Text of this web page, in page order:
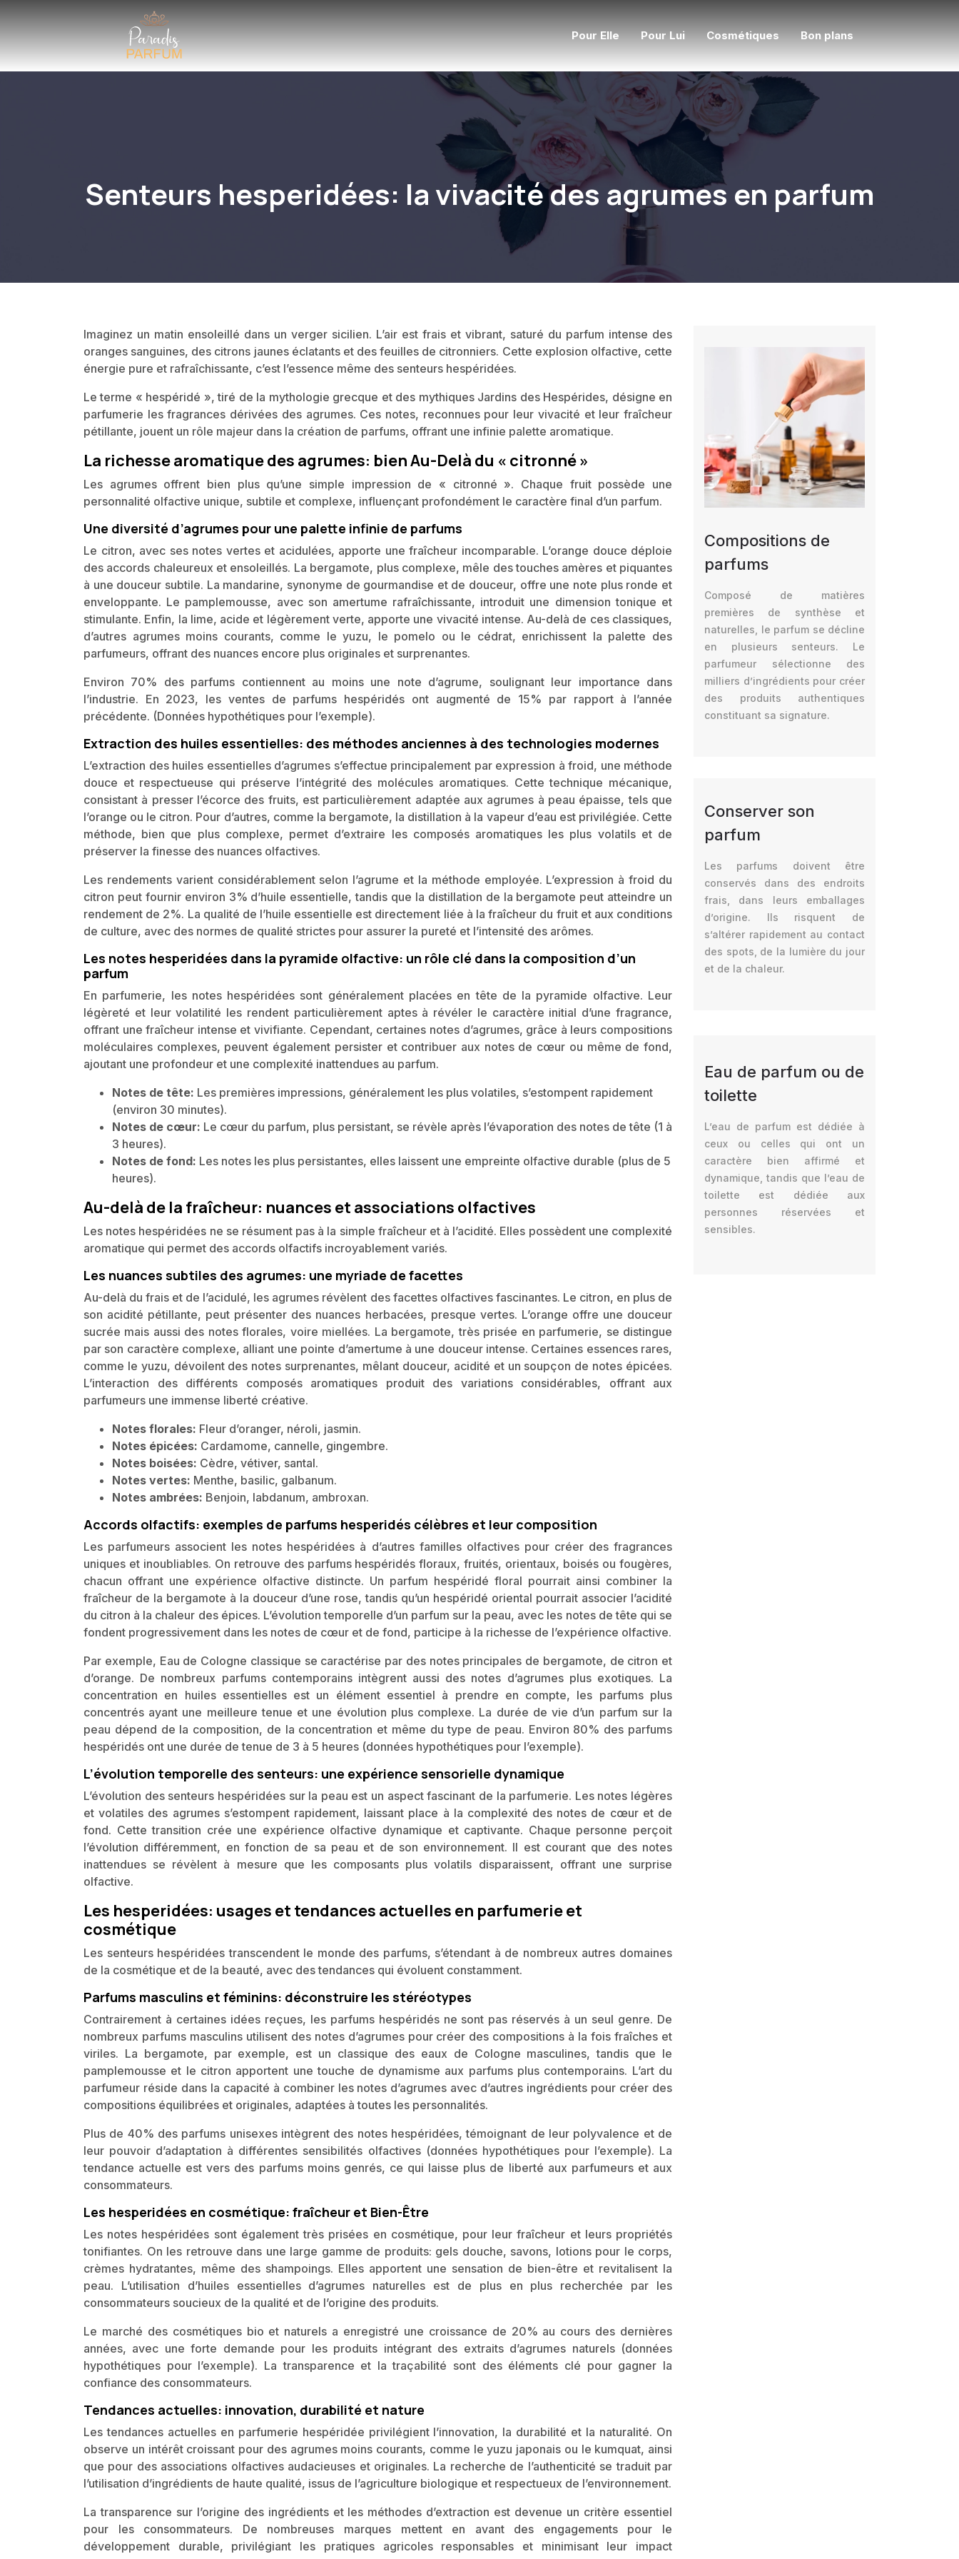
Pour Elle Pour Lui Cosmétiques Bon plans
Senteurs hesperidées: la vivacité des agrumes en parfum
Imaginez un matin ensoleillé dans un verger sicilien. L’air est frais et vibrant, saturé du parfum intense des
oranges sanguines, des citrons jaunes éclatants et des feuilles de citronniers. Cette explosion olfactive, cette
énergie pure et rafraîchissante, c’est l’essence même des senteurs hespéridées.
Le terme « hespéridé », tiré de la mythologie grecque et des mythiques Jardins des Hespérides, désigne en
parfumerie les fragrances dérivées des agrumes. Ces notes, reconnues pour leur vivacité et leur fraîcheur
pétillante, jouent un rôle majeur dans la création de parfums, offrant une infinie palette aromatique.
La richesse aromatique des agrumes: bien Au-Delà du « citronné »
Les agrumes offrent bien plus qu’une simple impression de « citronné ». Chaque fruit possède une
personnalité olfactive unique, subtile et complexe, influençant profondément le caractère final d’un parfum.
Une diversité d’agrumes pour une palette infinie de parfums
Le citron, avec ses notes vertes et acidulées, apporte une fraîcheur incomparable. L’orange douce déploie
des accords chaleureux et ensoleillés. La bergamote, plus complexe, mêle des touches amères et piquantes
à une douceur subtile. La mandarine, synonyme de gourmandise et de douceur, offre une note plus ronde et
enveloppante. Le pamplemousse, avec son amertume rafraîchissante, introduit une dimension tonique et
stimulante. Enfin, la lime, acide et légèrement verte, apporte une vivacité intense. Au-delà de ces classiques,
d’autres agrumes moins courants, comme le yuzu, le pomelo ou le cédrat, enrichissent la palette des
parfumeurs, offrant des nuances encore plus originales et surprenantes.
Environ 70% des parfums contiennent au moins une note d’agrume, soulignant leur importance dans
l’industrie. En 2023, les ventes de parfums hespéridés ont augmenté de 15% par rapport à l’année
précédente. (Données hypothétiques pour l’exemple).
Extraction des huiles essentielles: des méthodes anciennes à des technologies modernes
L’extraction des huiles essentielles d’agrumes s’effectue principalement par expression à froid, une méthode
douce et respectueuse qui préserve l’intégrité des molécules aromatiques. Cette technique mécanique,
consistant à presser l’écorce des fruits, est particulièrement adaptée aux agrumes à peau épaisse, tels que
l’orange ou le citron. Pour d’autres, comme la bergamote, la distillation à la vapeur d’eau est privilégiée. Cette
méthode, bien que plus complexe, permet d’extraire les composés aromatiques les plus volatils et de
préserver la finesse des nuances olfactives.
Les rendements varient considérablement selon l’agrume et la méthode employée. L’expression à froid du
citron peut fournir environ 3% d’huile essentielle, tandis que la distillation de la bergamote peut atteindre un
rendement de 2%. La qualité de l’huile essentielle est directement liée à la fraîcheur du fruit et aux conditions
de culture, avec des normes de qualité strictes pour assurer la pureté et l’intensité des arômes.
Les notes hesperidées dans la pyramide olfactive: un rôle clé dans la composition d’un
parfum
En parfumerie, les notes hespéridées sont généralement placées en tête de la pyramide olfactive. Leur
légèreté et leur volatilité les rendent particulièrement aptes à révéler le caractère initial d’une fragrance,
offrant une fraîcheur intense et vivifiante. Cependant, certaines notes d’agrumes, grâce à leurs compositions
moléculaires complexes, peuvent également persister et contribuer aux notes de cœur ou même de fond,
ajoutant une profondeur et une complexité inattendues au parfum.
Notes de tête: Les premières impressions, généralement les plus volatiles, s’estompent rapidement
(environ 30 minutes).
Notes de cœur: Le cœur du parfum, plus persistant, se révèle après l’évaporation des notes de tête (1 à
3 heures).
Notes de fond: Les notes les plus persistantes, elles laissent une empreinte olfactive durable (plus de 5
heures).
Au-delà de la fraîcheur: nuances et associations olfactives
Les notes hespéridées ne se résument pas à la simple fraîcheur et à l’acidité. Elles possèdent une complexité
aromatique qui permet des accords olfactifs incroyablement variés.
Les nuances subtiles des agrumes: une myriade de facettes
Au-delà du frais et de l’acidulé, les agrumes révèlent des facettes olfactives fascinantes. Le citron, en plus de
son acidité pétillante, peut présenter des nuances herbacées, presque vertes. L’orange offre une douceur
sucrée mais aussi des notes florales, voire miellées. La bergamote, très prisée en parfumerie, se distingue
par son caractère complexe, alliant une pointe d’amertume à une douceur intense. Certaines essences rares,
comme le yuzu, dévoilent des notes surprenantes, mêlant douceur, acidité et un soupçon de notes épicées.
L’interaction des différents composés aromatiques produit des variations considérables, offrant aux
parfumeurs une immense liberté créative.
Notes florales: Fleur d’oranger, néroli, jasmin.
Notes épicées: Cardamome, cannelle, gingembre.
Notes boisées: Cèdre, vétiver, santal.
Notes vertes: Menthe, basilic, galbanum.
Notes ambrées: Benjoin, labdanum, ambroxan.
Accords olfactifs: exemples de parfums hesperidés célèbres et leur composition
Les parfumeurs associent les notes hespéridées à d’autres familles olfactives pour créer des fragrances
uniques et inoubliables. On retrouve des parfums hespéridés floraux, fruités, orientaux, boisés ou fougères,
chacun offrant une expérience olfactive distincte. Un parfum hespéridé floral pourrait ainsi combiner la
fraîcheur de la bergamote à la douceur d’une rose, tandis qu’un hespéridé oriental pourrait associer l’acidité
du citron à la chaleur des épices. L’évolution temporelle d’un parfum sur la peau, avec les notes de tête qui se
fondent progressivement dans les notes de cœur et de fond, participe à la richesse de l’expérience olfactive.
Par exemple, Eau de Cologne classique se caractérise par des notes principales de bergamote, de citron et
d’orange. De nombreux parfums contemporains intègrent aussi des notes d’agrumes plus exotiques. La
concentration en huiles essentielles est un élément essentiel à prendre en compte, les parfums plus
concentrés ayant une meilleure tenue et une évolution plus complexe. La durée de vie d’un parfum sur la
peau dépend de la composition, de la concentration et même du type de peau. Environ 80% des parfums
hespéridés ont une durée de tenue de 3 à 5 heures (données hypothétiques pour l’exemple).
L’évolution temporelle des senteurs: une expérience sensorielle dynamique
L’évolution des senteurs hespéridées sur la peau est un aspect fascinant de la parfumerie. Les notes légères
et volatiles des agrumes s’estompent rapidement, laissant place à la complexité des notes de cœur et de
fond. Cette transition crée une expérience olfactive dynamique et captivante. Chaque personne perçoit
l’évolution différemment, en fonction de sa peau et de son environnement. Il est courant que des notes
inattendues se révèlent à mesure que les composants plus volatils disparaissent, offrant une surprise
olfactive.
Les hesperidées: usages et tendances actuelles en parfumerie et
cosmétique
Les senteurs hespéridées transcendent le monde des parfums, s’étendant à de nombreux autres domaines
de la cosmétique et de la beauté, avec des tendances qui évoluent constamment.
Parfums masculins et féminins: déconstruire les stéréotypes
Contrairement à certaines idées reçues, les parfums hespéridés ne sont pas réservés à un seul genre. De
nombreux parfums masculins utilisent des notes d’agrumes pour créer des compositions à la fois fraîches et
viriles. La bergamote, par exemple, est un classique des eaux de Cologne masculines, tandis que le
pamplemousse et le citron apportent une touche de dynamisme aux parfums plus contemporains. L’art du
parfumeur réside dans la capacité à combiner les notes d’agrumes avec d’autres ingrédients pour créer des
compositions équilibrées et originales, adaptées à toutes les personnalités.
Plus de 40% des parfums unisexes intègrent des notes hespéridées, témoignant de leur polyvalence et de
leur pouvoir d’adaptation à différentes sensibilités olfactives (données hypothétiques pour l’exemple). La
tendance actuelle est vers des parfums moins genrés, ce qui laisse plus de liberté aux parfumeurs et aux
consommateurs.
Les hesperidées en cosmétique: fraîcheur et Bien-Être
Les notes hespéridées sont également très prisées en cosmétique, pour leur fraîcheur et leurs propriétés
tonifiantes. On les retrouve dans une large gamme de produits: gels douche, savons, lotions pour le corps,
crèmes hydratantes, même des shampoings. Elles apportent une sensation de bien-être et revitalisent la
peau. L’utilisation d’huiles essentielles d’agrumes naturelles est de plus en plus recherchée par les
consommateurs soucieux de la qualité et de l’origine des produits.
Le marché des cosmétiques bio et naturels a enregistré une croissance de 20% au cours des dernières
années, avec une forte demande pour les produits intégrant des extraits d’agrumes naturels (données
hypothétiques pour l’exemple). La transparence et la traçabilité sont des éléments clé pour gagner la
confiance des consommateurs.
Tendances actuelles: innovation, durabilité et nature
Les tendances actuelles en parfumerie hespéridée privilégient l’innovation, la durabilité et la naturalité. On
observe un intérêt croissant pour des agrumes moins courants, comme le yuzu japonais ou le kumquat, ainsi
que pour des associations olfactives audacieuses et originales. La recherche de l’authenticité se traduit par
l’utilisation d’ingrédients de haute qualité, issus de l’agriculture biologique et respectueux de l’environnement.
La transparence sur l’origine des ingrédients et les méthodes d’extraction est devenue un critère essentiel
pour les consommateurs. De nombreuses marques mettent en avant des engagements pour le
développement durable, privilégiant les pratiques agricoles responsables et minimisant leur impact
Compositions de
parfums
Composé de matières
premières de synthèse et
naturelles, le parfum se décline
en plusieurs senteurs. Le
parfumeur sélectionne des
milliers d’ingrédients pour créer
des produits authentiques
constituant sa signature.
Conserver son
parfum
Les parfums doivent être
conservés dans des endroits
frais, dans leurs emballages
d’origine. Ils risquent de
s’altérer rapidement au contact
des spots, de la lumière du jour
et de la chaleur.
Eau de parfum ou de
toilette
L’eau de parfum est dédiée à
ceux ou celles qui ont un
caractère bien affirmé et
dynamique, tandis que l’eau de
toilette est dédiée aux
personnes réservées et
sensibles.